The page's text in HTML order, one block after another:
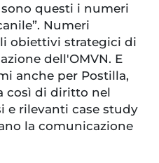
questi i numeri
Numeri
obiettivi strategici di
dell'OMVN. E
anche per Postilla,
così di diritto nel
e rilevanti case study
la comunicazione